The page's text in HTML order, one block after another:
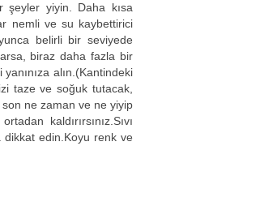
şeyler yiyin. Daha kısa
nemli ve su kaybettirici
belirli bir seviyede
biraz daha fazla bir
alın.(Kantindeki
taze ve soğuk tutacak,
ne zaman ve ne yiyip
kaldırırsınız.Sıvı
dikkat edin.Koyu renk ve